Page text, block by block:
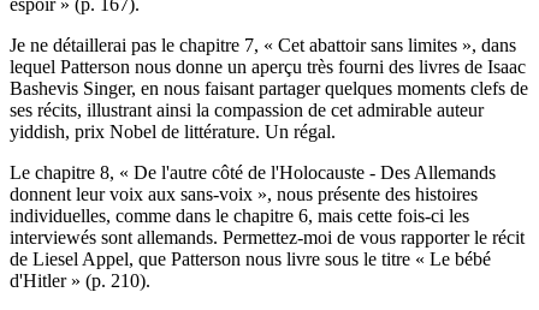
espoir » (p. 167).
Je ne détaillerai pas le chapitre 7, « Cet abattoir sans limites », dans
lequel Patterson nous donne un aperçu très fourni des livres de Isaac
Bashevis Singer, en nous faisant partager quelques moments clefs de
ses récits, illustrant ainsi la compassion de cet admirable auteur
yiddish, prix Nobel de littérature. Un régal.
Le chapitre 8, « De l'autre côté de l'Holocauste - Des Allemands
donnent leur voix aux sans-voix », nous présente des histoires
individuelles, comme dans le chapitre 6, mais cette fois-ci les
interviewés sont allemands. Permettez-moi de vous rapporter le récit
de Liesel Appel, que Patterson nous livre sous le titre « Le bébé
d'Hitler » (p. 210).